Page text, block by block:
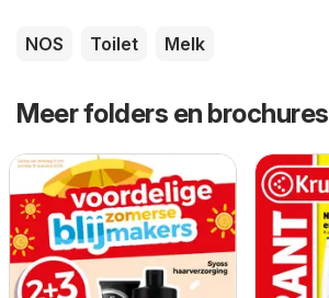
NOS Toilet Melk
Meer folders en brochures